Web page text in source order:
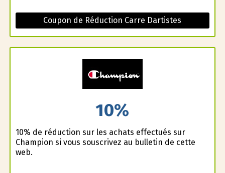
Coupon de Réduction Carre Dartistes
10%
10% de réduction sur les achats effectués sur
Champion si vous souscrivez au bulletin de cette
web.